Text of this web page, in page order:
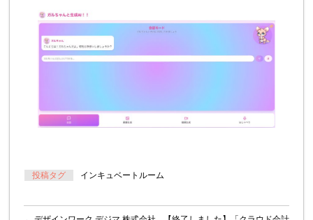
投稿タグ インキュベートルーム